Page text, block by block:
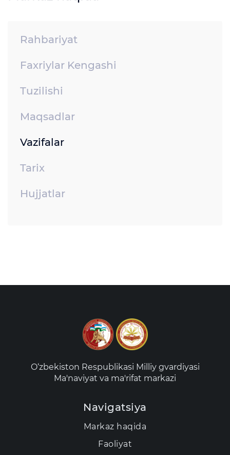
Rahbariyat
Faxriylar Kengashi
Tuzilishi
Maqsadlar
Vazifalar
Tarix
Hujjatlar
O‘zbekiston Respublikasi Milliy gvardiyasi
Ma'naviyat va ma'rifat markazi
Navigatsiya
Markaz haqida
Faoliyat